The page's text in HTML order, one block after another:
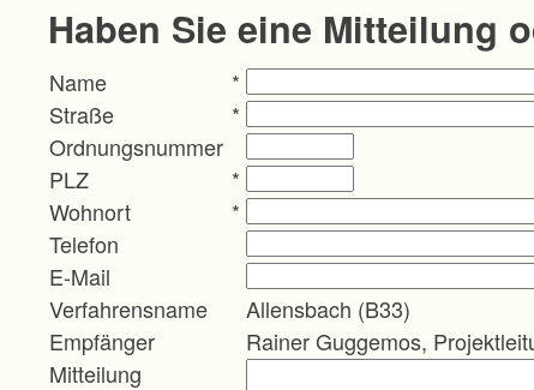
Haben Sie eine Mitteilung
Name
*
Straße
*
Ordnungsnummer
PLZ
*
Wohnort
*
Telefon
E-Mail
Verfahrensname
Allensbach (B33)
Empfänger
Rainer Guggemos,
Mitteilung